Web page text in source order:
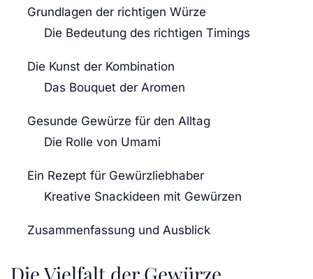
Grundlagen der richtigen Würze
Die Bedeutung des richtigen Timings
Die Kunst der Kombination
Das Bouquet der Aromen
Gesunde Gewürze für den Alltag
Die Rolle von Umami
Ein Rezept für Gewürzliebhaber
Kreative Snackideen mit Gewürzen
Zusammenfassung und Ausblick
Die Vielfalt der Gewürze